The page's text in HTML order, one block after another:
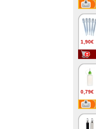
1,90€
0,79€